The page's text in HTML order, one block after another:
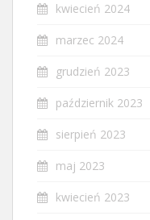
kwiecień 2024
marzec 2024
grudzień 2023
październik 2023
sierpień 2023
maj 2023
kwiecień 2023